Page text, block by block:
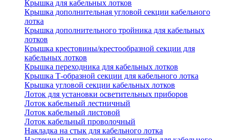
Крышка для кабельных лотков
Крышка дополнительная угловой секции кабельного
лотка
Крышка дополнительного тройника для кабельных
лотков
Крышка крестовины/крестообразной секции для
кабельных лотков
Крышка переходника для кабельных лотков
Крышка Т-образной секции для кабельного лотка
Крышка угловой секции кабельных лотков
Лоток для установки осветительных приборов
Лоток кабельный лестничный
Лоток кабельный листовой
Лоток кабельный проволочный
Накладка на стык для кабельного лотка